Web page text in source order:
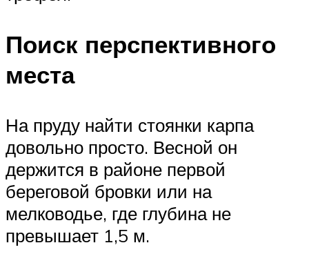
Поиск перспективного
места
На пруду найти стоянки карпа
довольно просто. Весной он
держится в районе первой
береговой бровки или на
мелководье, где глубина не
превышает 1,5 м.